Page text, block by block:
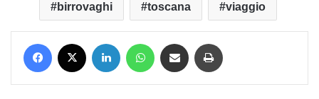
birrovaghi toscana viaggio
Facebook LinkedIn WhatsApp Condividi via mail